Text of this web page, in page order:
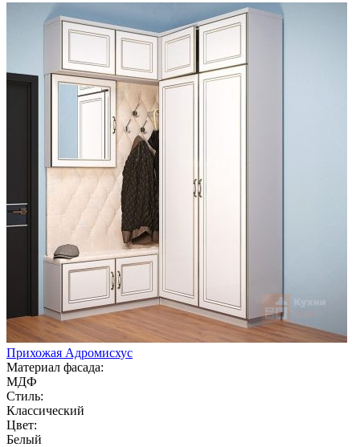
Прихожая Адромисхус
Материал фасада:
МДФ
Стиль:
Классический
Цвет:
Белый